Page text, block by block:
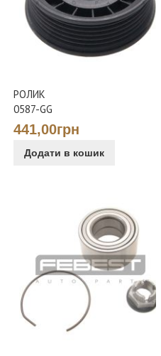
РОЛИК
0587-GG
441,00грн
Додати в кошик